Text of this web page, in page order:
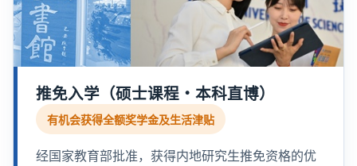
推免入学（硕士课程・本科直博）
有机会获得全额奖学金及生活津贴
经国家教育部批准，获得内地研究生推免资格的优